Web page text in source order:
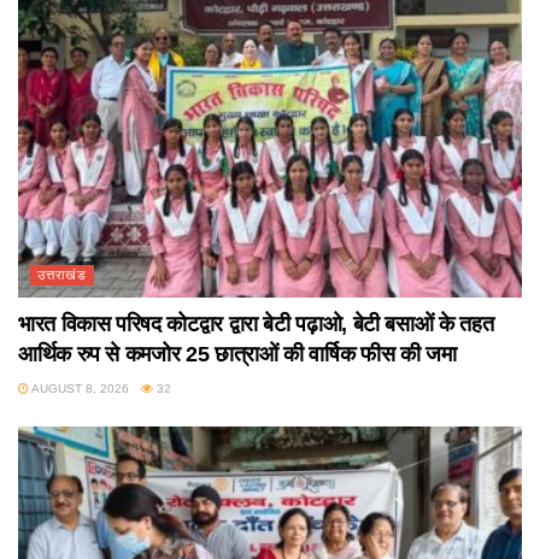
उत्तराखंड
भारत विकास परिषद कोटद्वार द्वारा बेटी पढ़ाओ, बेटी बसाओं के तहत
आर्थिक रुप से कमजोर 25 छात्राओं की वार्षिक फीस की जमा
AUGUST 8, 2026 32